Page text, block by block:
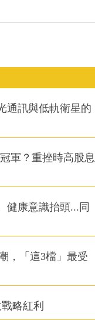
通訊與低軌衛星的
軍？重挫時高股息
健康意識抬頭...同
，「這3檔」最受
略紅利